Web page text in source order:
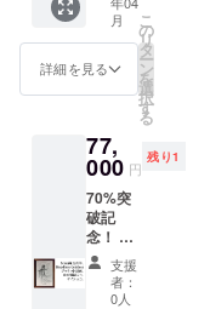
加！
スター
に加
え、
2019年
2月25日
（月）
22:00渋
谷某所
にて行
われる
公開リ
ハーサ
ル見学
権を
セット
月
詳細を見る
こ
の
リ
タ
ー
ン
を
選
択
す
る
77,
000 円
残り1
70%突
破記
念！ 稀
にデザ
イナー
として
支援
者：
0人